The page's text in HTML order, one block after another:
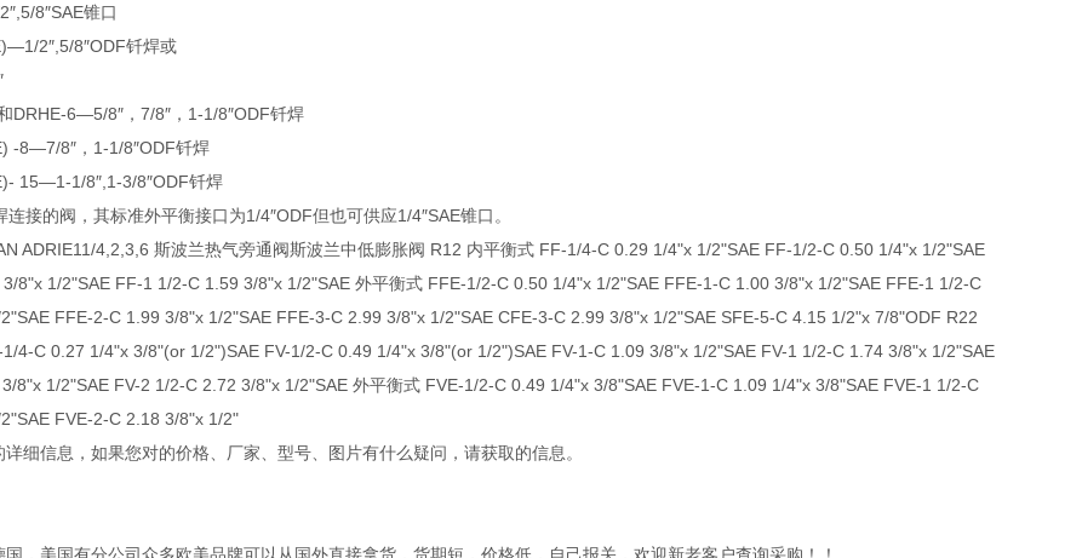
8″SAE锥口
2″,5/8″ODF钎焊或
6—5/8″，7/8″，1-1/8″ODF钎焊
8″，1-1/8″ODF钎焊
1/8″,1-3/8″ODF钎焊
的阀，其标准外平衡接口为1/4″ODF但也可供应1/4″SAE锥口。
4,2,3,6 斯波兰热气旁通阀斯波兰中低膨胀阀 R12 内平衡式 FF-1/4-C 0.29 1/4"x 1/2"SAE FF-1/2-C 0.50 1/4"x 1/2"SAE
8"x 1/2"SAE FF-1 1/2-C 1.59 3/8"x 1/2"SAE 外平衡式 FFE-1/2-C 0.50 1/4"x 1/2"SAE FFE-1-C 1.00 3/8"x 1/2"SAE FFE-1 1/2-C
FFE-2-C 1.99 3/8"x 1/2"SAE FFE-3-C 2.99 3/8"x 1/2"SAE CFE-3-C 2.99 3/8"x 1/2"SAE SFE-5-C 4.15 1/2"x 7/8"ODF R22
1/4-C 0.27 1/4"x 3/8"(or 1/2")SAE FV-1/2-C 0.49 1/4"x 3/8"(or 1/2")SAE FV-1-C 1.09 3/8"x 1/2"SAE FV-1 1/2-C 1.74 3/8"x 1/2"SAE
8"x 1/2"SAE FV-2 1/2-C 2.72 3/8"x 1/2"SAE 外平衡式 FVE-1/2-C 0.49 1/4"x 3/8"SAE FVE-1-C 1.09 1/4"x 3/8"SAE FVE-1 1/2-C
FVE-2-C 2.18 3/8"x 1/2"
信息，如果您对的价格、厂家、型号、图片有什么疑问，请获取的信息。